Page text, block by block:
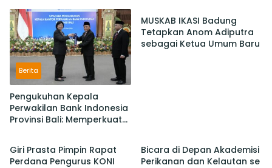
Tetap jadi Primadona
Berita
Pengukuhan Kepala
Perwakilan Bank Indonesia
Provinsi Bali: Memperkuat
Pertumbuhan Ekonomi Bali
MUSKAB IKASI Badung
Tetapkan Anom Adiputra
sebagai Ketua Umum Baru
Berita
Giri Prasta Pimpin Rapat
Perdana Pengurus KONI
Bicara di Depan Akademisi
Perikanan dan Kelautan se